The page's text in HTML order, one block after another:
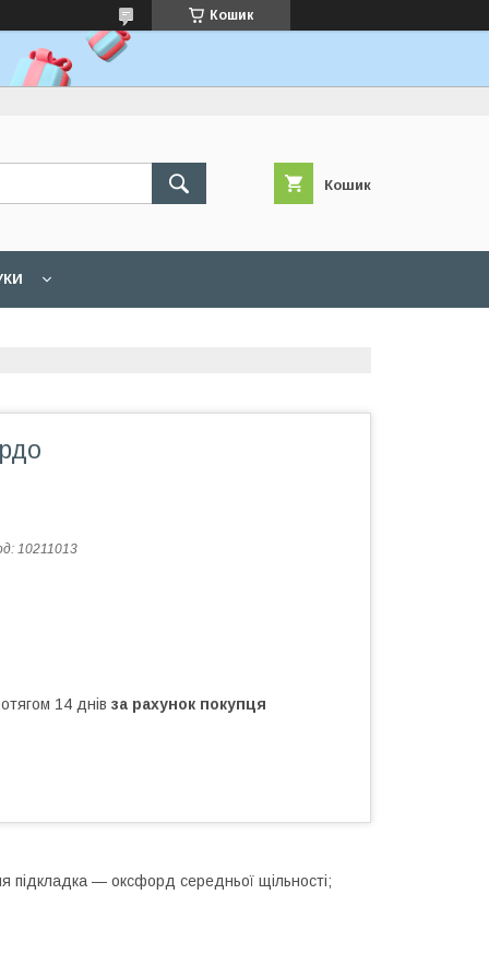
Кошик
Кошик
10211013
14 днів за рахунок покупця
підкладка — оксфорд середньої щільності;